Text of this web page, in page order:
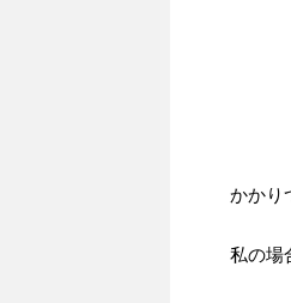
かかり
私の場